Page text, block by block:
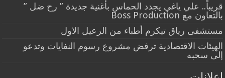
قريباً.. علي ياغي يجدد الحماس بأغنية جديدة ” رح ضل ”
بالتعاون مع Boss Production
مستشفى رياق تيكرم أطباء من الرعيل الاول
الهيئات الاقتصادية ترفض مشروع رسوم النفايات وتدعو
إلى سحبه